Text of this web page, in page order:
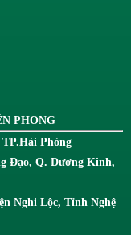
PHONG
Phòng
Đạo, Q. Dương Kinh,
Nghi Lộc, Tỉnh Nghệ